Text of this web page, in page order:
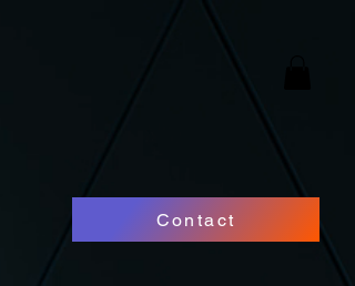
Contact